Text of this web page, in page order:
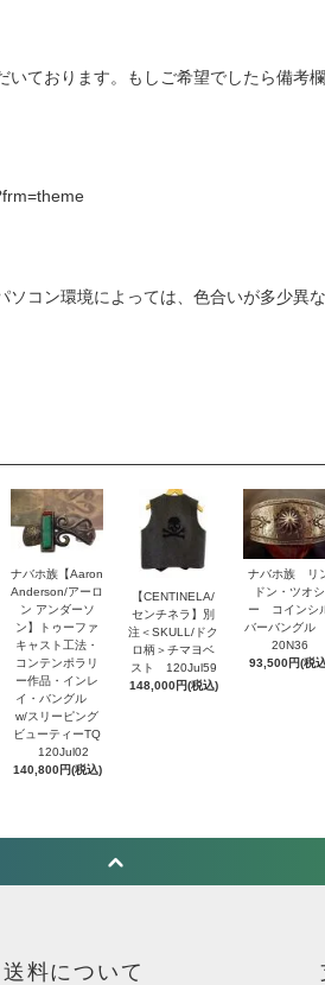
ております。もしご希望でしたら備考欄
コン環境によっては、色合いが多少異
ナバホ族【Aaron
Anderson/アーロ
ン アンダーソ
ン】トゥーファ
キャスト工法・
コンテンポラリ
ー作品・インレ
イ・バングル
w/スリーピング
ビューティーTQ
120Jul02
140,800円(税込)
【CENTINELA/
センチネラ】別
注＜SKULL/ドク
ロ柄＞チマヨベ
スト 120Jul59
148,000円(税込)
ナバホ族 リ
ドン・ツオシ
ー コインシ
バーバングル
20N36
93,500円(税
料について